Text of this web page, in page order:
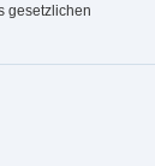
gesetzlichen